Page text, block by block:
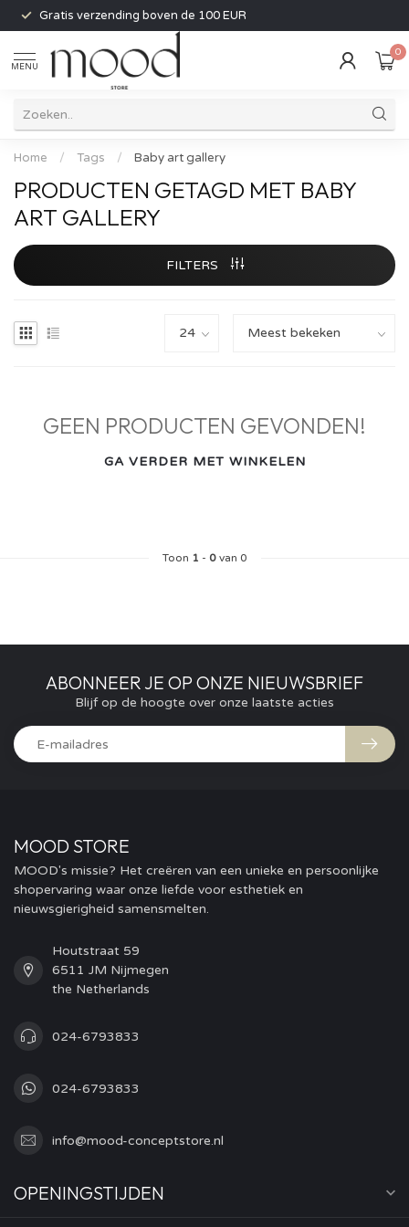
Gratis verzending boven de 100 EUR
MENU
0
Home / Tags / Baby art gallery
PRODUCTEN GETAGD MET BABY
ART GALLERY
FILTERS
GEEN PRODUCTEN GEVONDEN!
GA VERDER MET WINKELEN
Toon 1 - 0van 0
ABONNEER JE OP ONZE NIEUWSBRIEF
Blijf op de hoogte over onze laatste acties
MOOD STORE
MOOD's missie? Het creëren van een unieke en persoonlijke
shopervaring waar onze liefde voor esthetiek en
nieuwsgierigheid samensmelten.
Houtstraat 59
6511 JM Nijmegen
the Netherlands
024-6793833
024-6793833
info@mood-conceptstore.nl
OPENINGSTIJDEN